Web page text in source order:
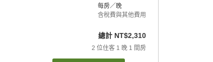
每房／晚
含稅費與其他費用
總計 NT$2,310
2 位住客 1 晚 1 間房